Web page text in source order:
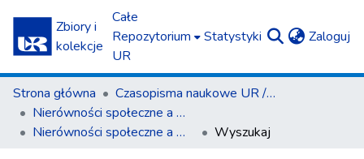
Zbiory i
kolekcje
Całe
Repozytorium
UR
Statystyki Zaloguj
Strona główna
Czasopisma naukowe UR / Scientific Journals
Nierówności społeczne a wzrost gospodarczy
Nierówności społeczne a wzrost gospodarczy z. 19 (2011)
Wyszukaj